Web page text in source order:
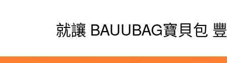
就讓 BAUUBAG寶貝包